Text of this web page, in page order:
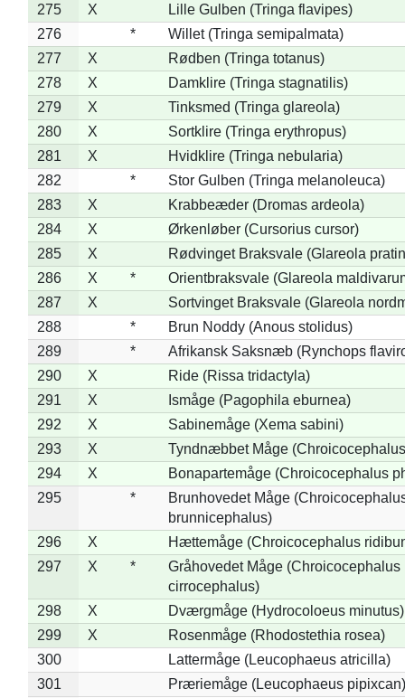
275
X
Lille Gulben (Tringa flavipes)
276
*
Willet (Tringa semipalmata)
277
X
Rødben (Tringa totanus)
278
X
Damklire (Tringa stagnatilis)
279
X
Tinksmed (Tringa glareola)
280
X
Sortklire (Tringa erythropus)
281
X
Hvidklire (Tringa nebularia)
282
*
Stor Gulben (Tringa melanoleuca)
283
X
Krabbeæder (Dromas ardeola)
284
X
Ørkenløber (Cursorius cursor)
285
X
Rødvinget Braksvale (Glareola
286
X *
Orientbraksvale (Glareola
287
X
Sortvinget Braksvale (Glareola
288
*
Brun Noddy (Anous stolidus)
289
*
Afrikansk Saksnæb (Rynchops
290
X
Ride (Rissa tridactyla)
291
X
Ismåge (Pagophila eburnea)
292
X
Sabinemåge (Xema sabini)
293
X
Tyndnæbbet Måge
294
X
Bonapartemåge (Chroicocephalus
295
*
Brunhovedet Måge
brunnicephalus)
296
X
Hættemåge (Chroicocephalus
297
X *
Gråhovedet Måge (Chroicocephalus
cirrocephalus)
298
X
Dværgmåge (Hydrocoloeus minutus)
299
X
Rosenmåge (Rhodostethia rosea)
300
Lattermåge (Leucophaeus atricilla)
301
Præriemåge (Leucophaeus pipixcan)